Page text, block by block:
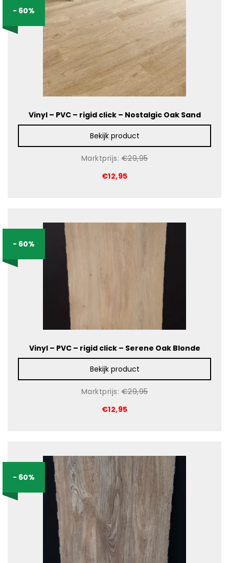
Vinyl – PVC – rigid click – Nostalgic Oak Sand
Bekijk product
- 60%
Marktprijs:€29,95
€12,95
Vinyl – PVC – rigid click – Serene Oak Blonde
Bekijk product
- 60%
Marktprijs:€29,95
€12,95
- 60%